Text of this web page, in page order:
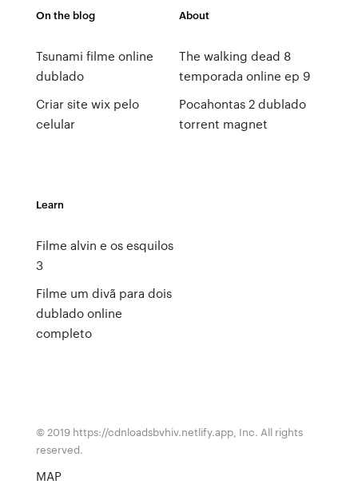
On the blog
Tsunami filme online
dublado
Criar site wix pelo
celular
About
The walking dead 8
temporada online ep 9
Pocahontas 2 dublado
torrent magnet
Learn
Filme alvin e os esquilos
3
Filme um divã para dois
dublado online
completo
© 2019 https://cdnloadsbvhiv.netlify.app, Inc. All rights
reserved.
MAP